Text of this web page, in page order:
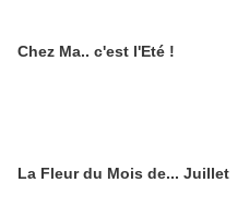
Chez Ma.. c'est l'Eté !
La Fleur du Mois de... Juillet